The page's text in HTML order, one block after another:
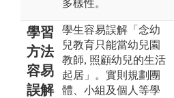
多樣性。
學習
方法
容易
誤解
學生容易誤解「念幼
兒教育只能當幼兒園
教師, 照顧幼兒的生活
起居」。實則規劃團
體、小組及個人等學